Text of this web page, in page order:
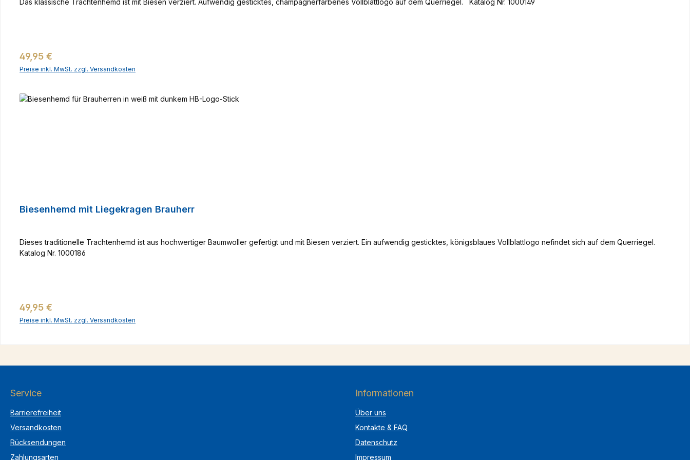
Das klassische Trachtenhemd ist mit Biesen verziert. Aufwendig gesticktes, champagnerfarbenes Vollblattlogo auf dem Querriegel. Katalog Nr. 1000149
Regulärer Preis:
49,95 €
Preise inkl. MwSt. zzgl. Versandkosten
Biesenhemd mit Liegekragen Brauherr
Dieses traditionelle Trachtenhemd ist aus hochwertiger Baumwoller gefertigt und mit Biesen verziert. Ein aufwendig gesticktes, königsblaues Vollblattlogo nefindet sich auf dem Querriegel.
Katalog Nr. 1000186
Regulärer Preis:
49,95 €
Preise inkl. MwSt. zzgl. Versandkosten
Service
Barrierefreiheit
Versandkosten
Rücksendungen
Zahlungsarten
Informationen
Über uns
Kontakte & FAQ
Datenschutz
Impressum